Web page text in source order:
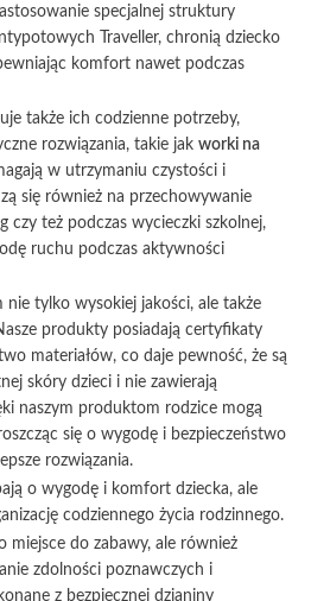
specjalnej struktury
Traveller, chronią dziecko
komfort nawet podczas
także ich codzienne potrzeby,
rozwiązania, takie jak worki na
w utrzymaniu czystości i
się również na przechowywanie
czy też podczas wycieczki szkolnej,
ruchu podczas aktywności
tylko wysokiej jakości, ale także
produkty posiadają certyfikaty
materiałów, co daje pewność, że są
skóry dzieci i nie zawierają
naszym produktom rodzice mogą
się o wygodę i bezpieczeństwo
rozwiązania.
o wygodę i komfort dziecka, ale
codziennego życia rodzinnego.
miejsce do zabawy, ale również
zdolności poznawczych i
z bezpiecznej dzianiny